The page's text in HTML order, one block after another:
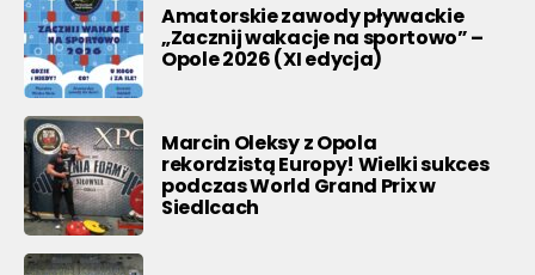
Amatorskie zawody pływackie
„Zacznij wakacje na sportowo” –
Opole 2026 (XI edycja)
Marcin Oleksy z Opola
rekordzistą Europy! Wielki sukces
podczas World Grand Prix w
Siedlcach